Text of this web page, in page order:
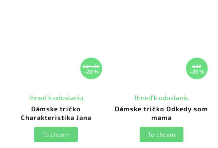
€24,99
–20 %
Dámske tričko
Charakteristika Jana
Ihneď k odoslaniu
To chcem
€20
–20 %
Dámske tričko Odkedy som
mama
Ihneď k odoslaniu
To chcem